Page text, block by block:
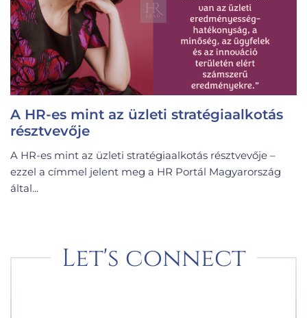
A HR-es mint az üzleti stratégiaalkotás
résztvevője
A HR-es mint az üzleti stratégiaalkotás résztvevője –
ezzel a címmel jelent meg a HR Portál Magyarország
által...
Let's connect